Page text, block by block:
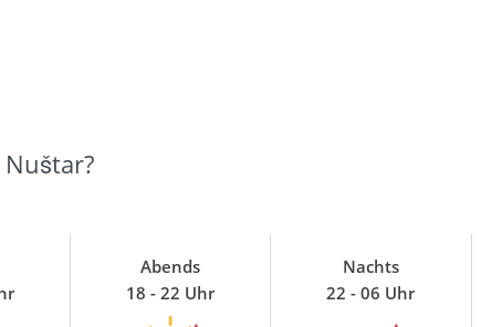
Abends
18 - 22 Uhr
Nachts
22 - 06 Uhr